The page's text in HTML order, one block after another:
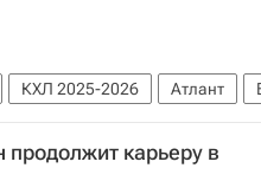
КХЛ 2025-2026 Атлант
продолжит карьеру в